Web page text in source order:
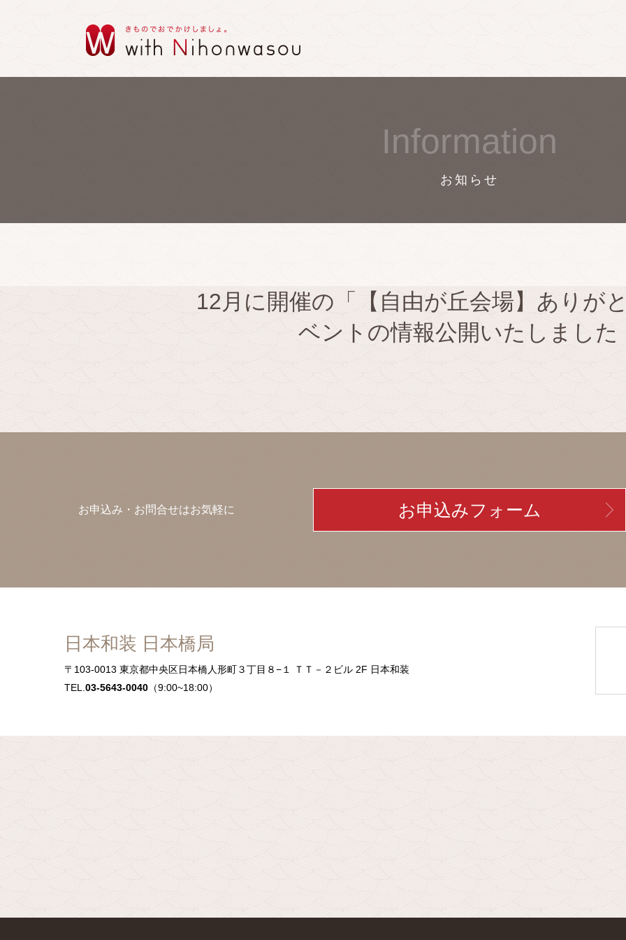
Information
お知らせ
12月に開催の「【自由が丘会場】ありが
ベントの情報公開いたしました
お申込み・お問合せはお気軽に お申込みフォーム
日本和装 日本橋局
〒103-0013 東京都中央区日本橋人形町３丁目８−１ ＴＴ－２ビル 2F 日本和装
TEL. 03-5643-0040 （9:00~18:00）